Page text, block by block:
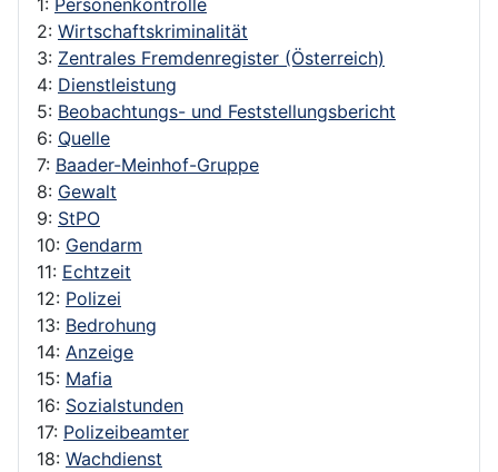
2: Wirtschaftskriminalität
3: Zentrales Fremdenregister (Österreich)
4: Dienstleistung
5: Beobachtungs- und Feststellungsbericht
6: Quelle
7: Baader-Meinhof-Gruppe
8: Gewalt
9: StPO
10: Gendarm
11: Echtzeit
12: Polizei
13: Bedrohung
14: Anzeige
15: Mafia
16: Sozialstunden
17: Polizeibeamter
18: Wachdienst